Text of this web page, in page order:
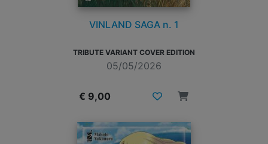
VINLAND SAGA n. 1
TRIBUTE VARIANT COVER EDITION
05/05/2026
€ 9,00